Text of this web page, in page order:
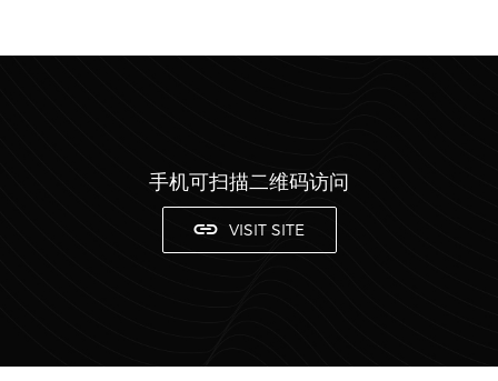
手机可扫描二维码访问
VISIT SITE